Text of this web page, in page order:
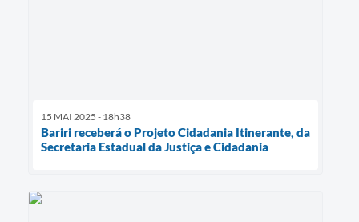
15 MAI 2025 - 18h38
Bariri receberá o Projeto Cidadania Itinerante, da
Secretaria Estadual da Justiça e Cidadania